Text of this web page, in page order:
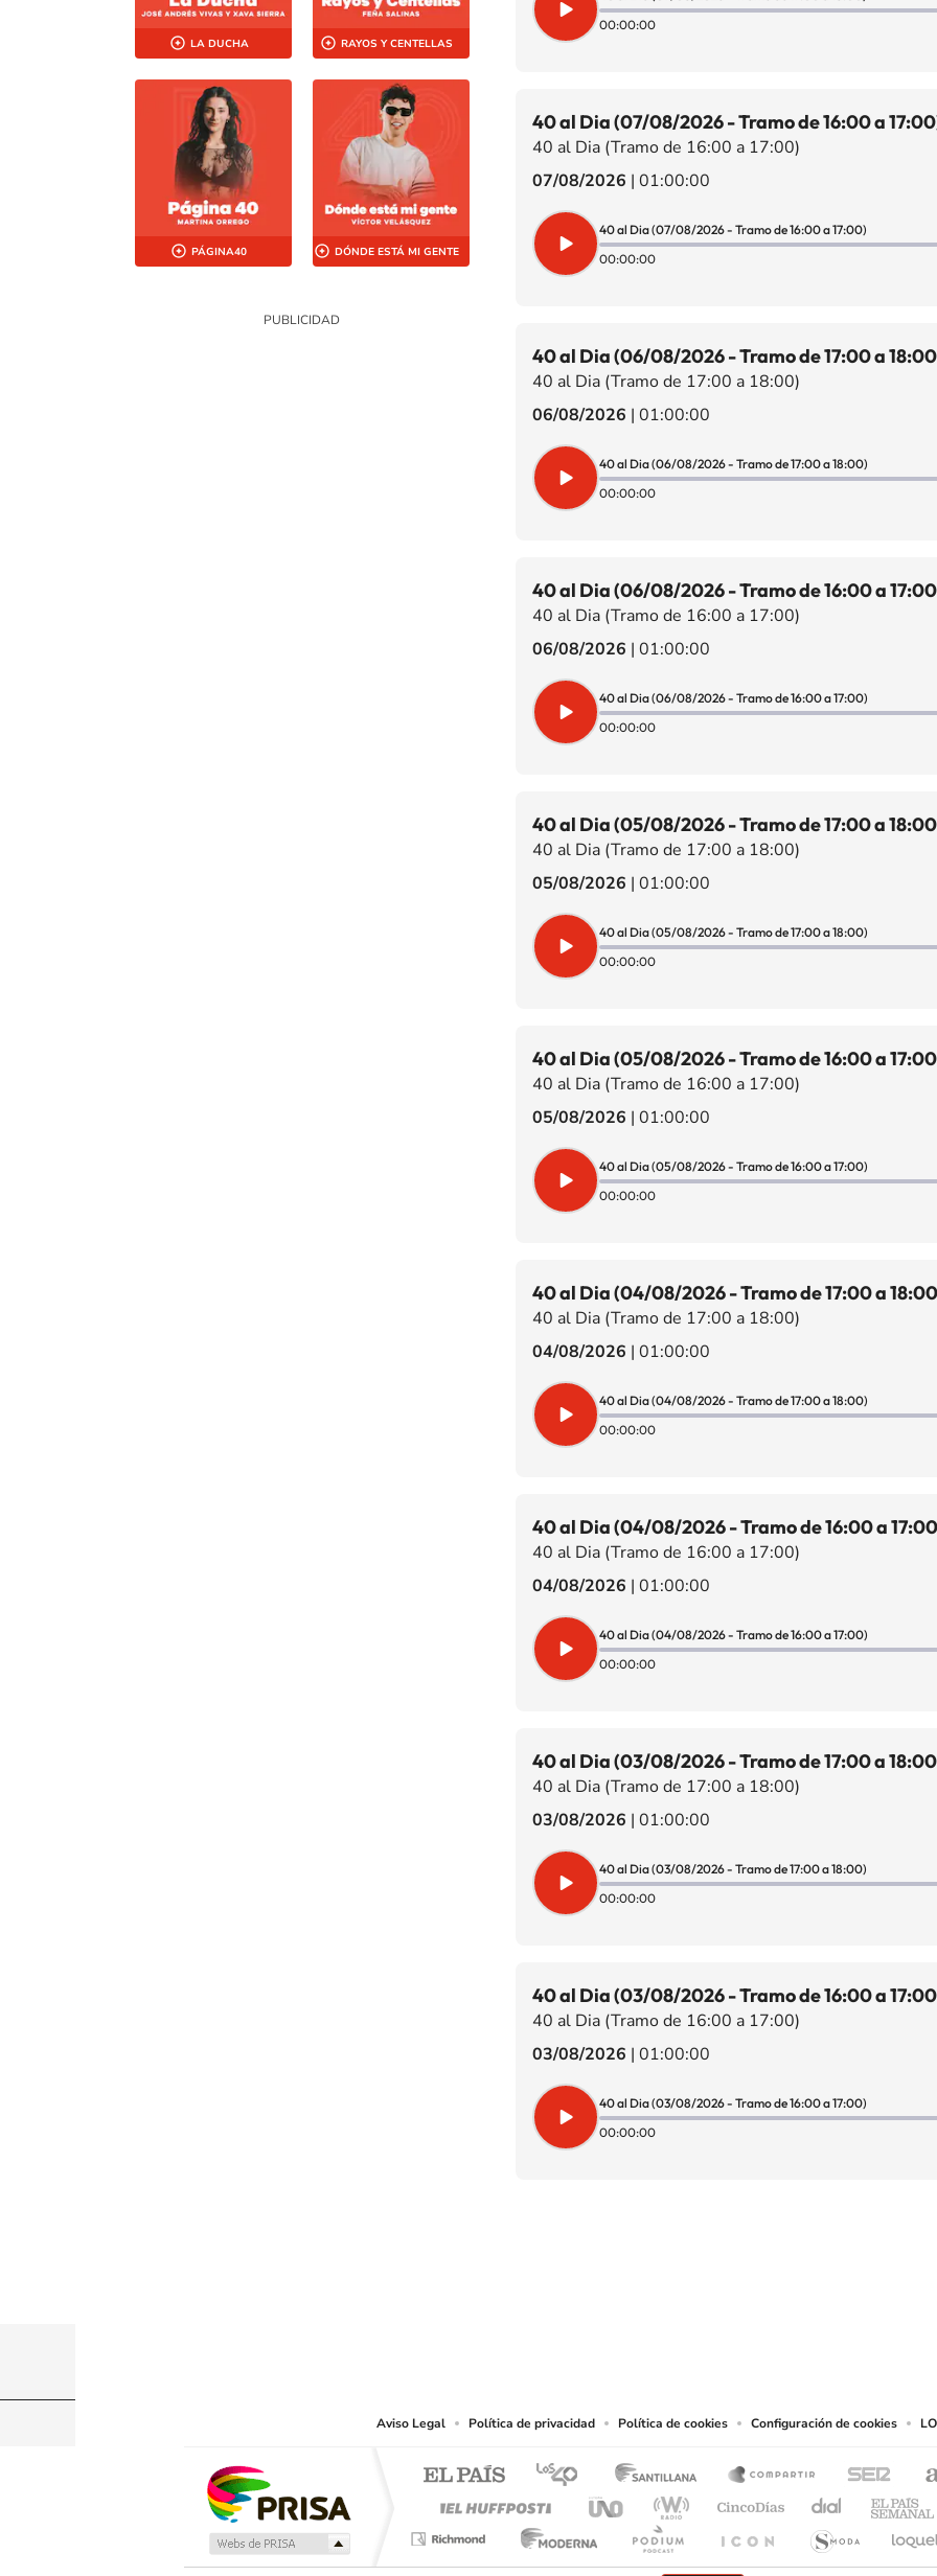
00:00:00
40 al Dia (07/08/2026 - Tramo de 16:00 a
40 al Dia (Tramo de 16:00 a 17:00)
07/08/2026 | 01:00:00
40 al Dia (07/08/2026 - Tramo de 16:00 a 17:00)
00:00:00
40 al Dia (06/08/2026 - Tramo de 17:00 a
40 al Dia (Tramo de 17:00 a 18:00)
06/08/2026 | 01:00:00
40 al Dia (06/08/2026 - Tramo de 17:00 a 18:00)
00:00:00
40 al Dia (06/08/2026 - Tramo de 16:00 a
40 al Dia (Tramo de 16:00 a 17:00)
06/08/2026 | 01:00:00
40 al Dia (06/08/2026 - Tramo de 16:00 a 17:00)
00:00:00
40 al Dia (05/08/2026 - Tramo de 17:00 a
40 al Dia (Tramo de 17:00 a 18:00)
05/08/2026 | 01:00:00
40 al Dia (05/08/2026 - Tramo de 17:00 a 18:00)
00:00:00
40 al Dia (05/08/2026 - Tramo de 16:00 a
40 al Dia (Tramo de 16:00 a 17:00)
05/08/2026 | 01:00:00
40 al Dia (05/08/2026 - Tramo de 16:00 a 17:00)
00:00:00
40 al Dia (04/08/2026 - Tramo de 17:00 a
40 al Dia (Tramo de 17:00 a 18:00)
04/08/2026 | 01:00:00
40 al Dia (04/08/2026 - Tramo de 17:00 a 18:00)
00:00:00
40 al Dia (04/08/2026 - Tramo de 16:00 a
40 al Dia (Tramo de 16:00 a 17:00)
04/08/2026 | 01:00:00
40 al Dia (04/08/2026 - Tramo de 16:00 a 17:00)
00:00:00
40 al Dia (03/08/2026 - Tramo de 17:00 a
40 al Dia (Tramo de 17:00 a 18:00)
03/08/2026 | 01:00:00
40 al Dia (03/08/2026 - Tramo de 17:00 a 18:00)
00:00:00
40 al Dia (03/08/2026 - Tramo de 16:00 a
40 al Dia (Tramo de 16:00 a 17:00)
03/08/2026 | 01:00:00
40 al Dia (03/08/2026 - Tramo de 16:00 a 17:00)
00:00:00
LA DUCHA RAYOS Y CENTELLAS
PÁGINA40 DÓNDE ESTÁ MI GENTE
Aviso Legal Política de privacidad Política de cookies Configuración de cookies